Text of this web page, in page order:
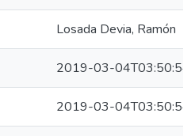
Losada Devia, Ramón
2019-03-
2019-03-